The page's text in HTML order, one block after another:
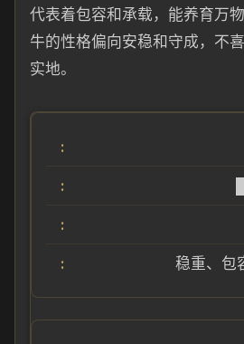
代表着包容和承载，能养育万
牛的性格偏向安稳和守成，不
实地。
稳重、包